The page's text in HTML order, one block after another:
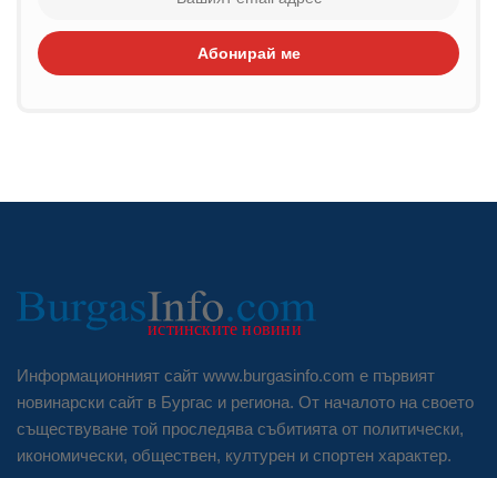
Абонирай ме
Информационният сайт www.burgasinfo.com е първият
новинарски сайт в Бургас и региона. От началото на своето
съществуване той проследява събитията от политически,
икономически, обществен, културен и спортен характер.